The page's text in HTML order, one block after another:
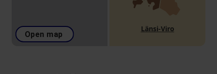
Open map
Länsi-Viro